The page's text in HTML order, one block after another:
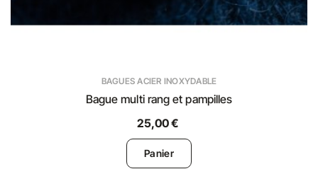
BAGUES ACIER INOXYDABLE
Bague multi rang et pampilles
25,00 €
Panier